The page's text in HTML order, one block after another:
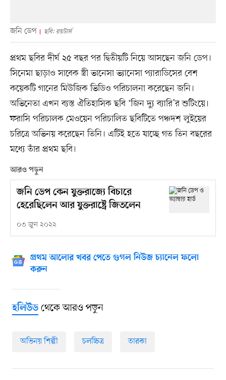
জনি ডেপ ছবি: রয়টার্স
প্রথম ছবির দীর্ঘ ২৫ বছর পর দ্বিতীয়টি নিয়ে আসছেন জনি ডেপ।
সিনেমা ছাড়াও সাবেক স্ত্রী ভানেসা ভ্যানেসা প্যারাডিসের বেশ
কয়েকটি গানের মিউজিক ভিডিও পরিচালনা করেছেন জনি।
অভিনেতা এখন ব্যস্ত ঐতিহাসিক ছবি ‘জিন দ্যু ব্যারি’র শুটিংয়ে।
ফরাসি পরিচালক মেওয়েন পরিচালিত ছবিটিতে পঞ্চদশ লুইয়ের
চরিত্রে অভিনয় করেছেন তিনি। এটিই হতে যাচ্ছে গত তিন বছরের
মধ্যে তাঁর প্রথম ছবি।
আরও পড়ুন
জনি ডেপ কেন যুক্তরাজ্যে বিচারে
হেরেছিলেন আর যুক্তরাষ্ট্রে জিতলেন
০৩ জুন ২০২২
প্রথম আলোর খবর পেতে গুগল নিউজ চ্যানেল ফলো
করুন
হলিউডথেকে আরও পড়ুন
অভিনয় শিল্পী চলচ্চিত্র তারকা